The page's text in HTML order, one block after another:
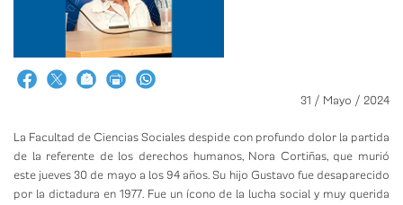
31 / Mayo / 2024
La Facultad de Ciencias Sociales despide con profundo dolor la partida
de la referente de los derechos humanos, Nora Cortiñas, que murió
este jueves 30 de mayo a los 94 años. Su hijo Gustavo fue desaparecido
por la dictadura en 1977. Fue un ícono de la lucha social y muy querida